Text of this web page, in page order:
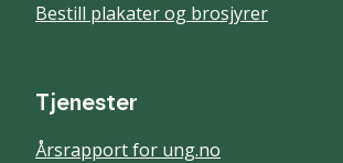
Bestill plakater og brosjyrer
Tjenester
Årsrapport for ung.no